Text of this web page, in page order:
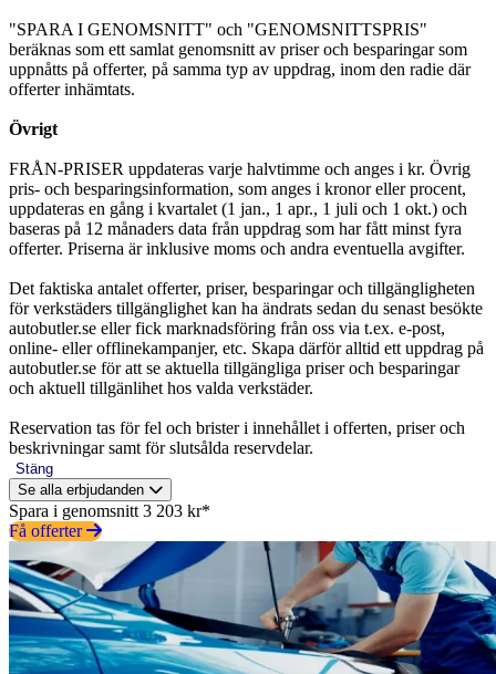
"SPARA I GENOMSNITT" och "GENOMSNITTSPRIS"
beräknas som ett samlat genomsnitt av priser och besparingar som
uppnåtts på offerter, på samma typ av uppdrag, inom den radie där
offerter inhämtats.
Övrigt
FRÅN-PRISER uppdateras varje halvtimme och anges i kr. Övrig
pris- och besparingsinformation, som anges i kronor eller procent,
uppdateras en gång i kvartalet (1 jan., 1 apr., 1 juli och 1 okt.) och
baseras på 12 månaders data från uppdrag som har fått minst fyra
offerter. Priserna är inklusive moms och andra eventuella avgifter.
Det faktiska antalet offerter, priser, besparingar och tillgängligheten
för verkstäders tillgänglighet kan ha ändrats sedan du senast besökte
autobutler.se eller fick marknadsföring från oss via t.ex. e-post,
online- eller offlinekampanjer, etc. Skapa därför alltid ett uppdrag på
autobutler.se för att se aktuella tillgängliga priser och besparingar
och aktuell tillgänlihet hos valda verkstäder.
Reservation tas för fel och brister i innehållet i offerten, priser och
beskrivningar samt för slutsålda reservdelar.
Stäng
Se alla erbjudanden
Spara i genomsnitt 3 203 kr*
Få offerter